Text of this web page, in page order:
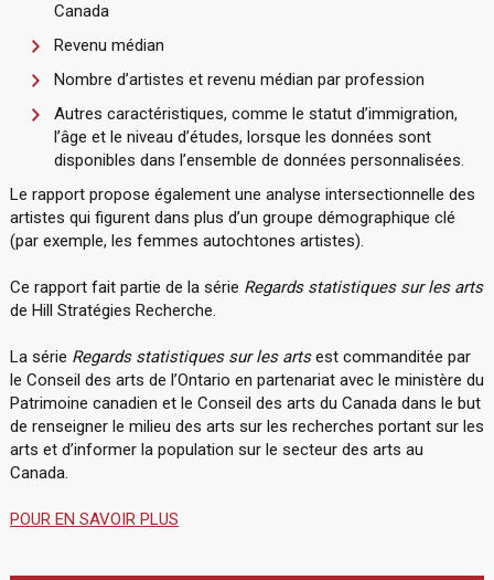
Canada
Revenu médian
Nombre d’artistes et revenu médian par profession
Autres caractéristiques, comme le statut d’immigration,
l’âge et le niveau d’études, lorsque les données sont
disponibles dans l’ensemble de données personnalisées.
Le rapport propose également une analyse intersectionnelle des
artistes qui figurent dans plus d’un groupe démographique clé
(par exemple, les femmes autochtones artistes).
Ce rapport fait partie de la série Regards statistiques sur les arts
de Hill Stratégies Recherche.
La série Regards statistiques sur les artsest commanditée par
le Conseil des arts de l’Ontario en partenariat avec le ministère du
Patrimoine canadien et le Conseil des arts du Canada dans le but
de renseigner le milieu des arts sur les recherches portant sur les
arts et d’informer la population sur le secteur des arts au
Canada.
POUR EN SAVOIR PLUS